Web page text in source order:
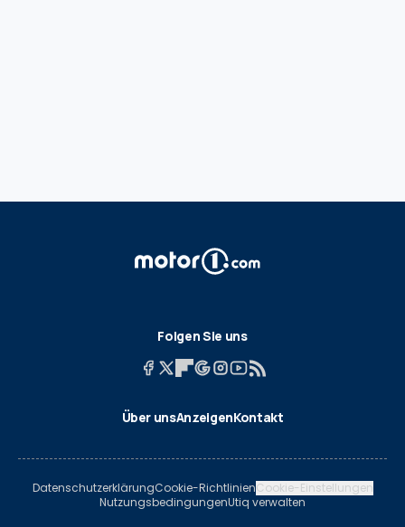
Folgen Sie uns
Über unsAnzeigenKontakt
DatenschutzerklärungCookie-RichtlinienCookie-Einstellungen
NutzungsbedingungenUtiq verwalten